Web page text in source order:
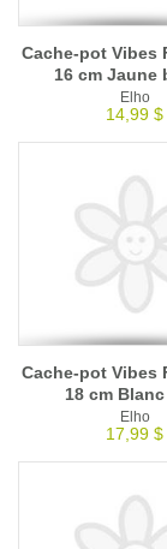
Cache-pot Vibes
16 cm Jaune
Elho
14,99 $
Cache-pot Vibes
18 cm
Elho
17,99 $